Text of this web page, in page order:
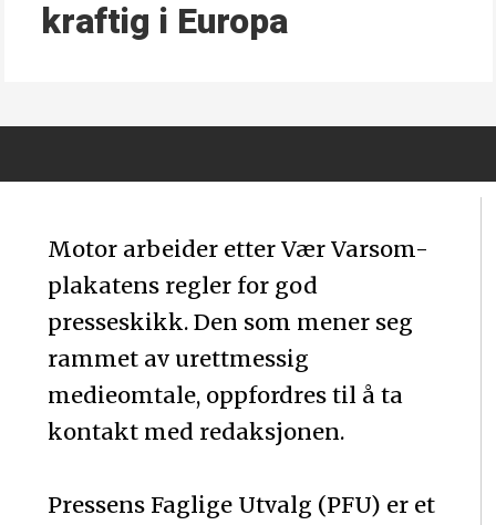
kraftig i Europa
Motor arbeider etter Vær Varsom-
plakatens regler for god
presseskikk. Den som mener seg
rammet av urettmessig
medieomtale, oppfordres til å ta
kontakt med redaksjonen.
Pressens Faglige Utvalg (PFU) er et